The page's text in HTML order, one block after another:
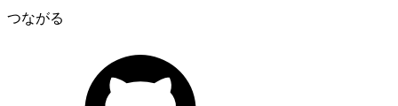
つながる